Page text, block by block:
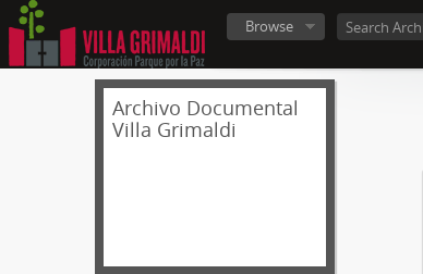
Browse
Archivo Documental
Villa Grimaldi